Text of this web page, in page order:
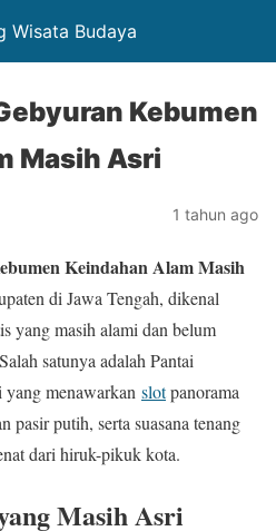
Wisata Budaya
Kebumen
Masih Asri
1 tahun ago
Keindahan Alam Masih
di Jawa Tengah, dikenal
yang masih alami dan belum
satunya adalah Pantai
menawarkan slotpanorama
pasir putih, serta suasana tenang
dari hiruk-pikuk kota.
Masih Asri